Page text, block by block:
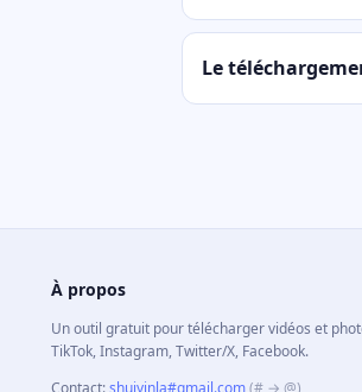
Le
À propos
Un outil gratuit pour télécharger vidéos et
TikTok, Instagram, Twitter/X, Facebook.
Contact:shuiyinla#gmail.com(# → @)